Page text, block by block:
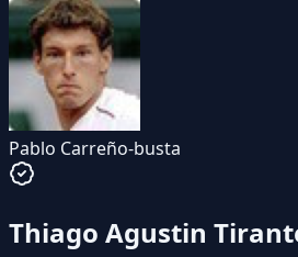
Pablo Carreño-busta
Thiago Agustin